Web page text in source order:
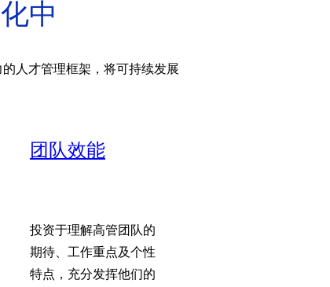
中
人才管理框架，将可持续发展
团队效能
投资于理解高管团队的
期待、工作重点及个性
特点，充分发挥他们的